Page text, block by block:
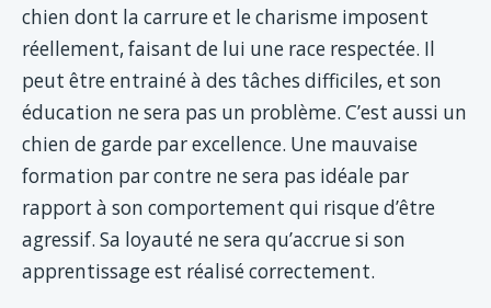
chien dont la carrure et le charisme imposent
réellement, faisant de lui une race respectée. Il
peut être entrainé à des tâches difficiles, et son
éducation ne sera pas un problème. C’est aussi un
chien de garde par excellence. Une mauvaise
formation par contre ne sera pas idéale par
rapport à son comportement qui risque d’être
agressif. Sa loyauté ne sera qu’accrue si son
apprentissage est réalisé correctement.